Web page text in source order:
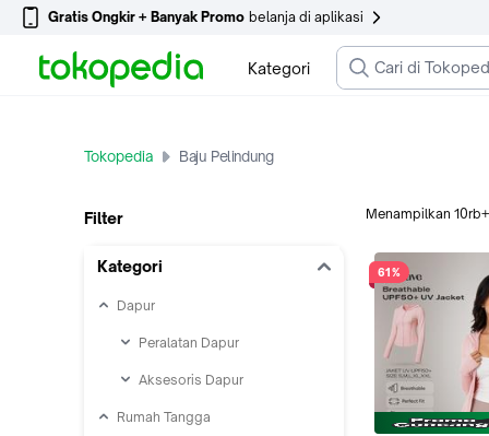
Gratis Ongkir + Banyak Promo belanja di aplikasi
Kategori
Tokopedia Baju Pelindung
Filter
Kategori
Dapur
Peralatan Dapur
Aksesoris Dapur
Rumah Tangga
Menampilkan 10rb+
61%